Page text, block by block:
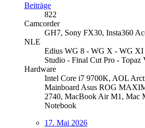
Beiträge
822
Camcorder
GH7, Sony FX30, Insta360
NLE
Edius WG 8 - WG X - WG XI
Studio - Final Cut Pro - Topaz
Hardware
Intel Core i7 9700K, AOL
Mainboard Asus ROG
2740, MacBook Air M1, Mac
Notebook
17. Mai 2026